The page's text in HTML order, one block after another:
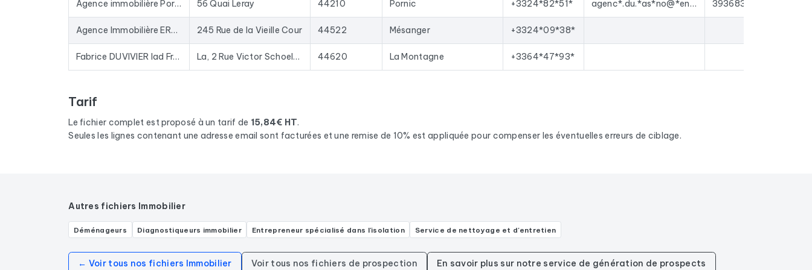
Agence immobilière Pornic - Century 21 56 Quai Leray 44210 Pornic +3324*82*51* agenc*.du.*as*no@*en*ur*21*ra*ce.*r 39368346100023
Agence Immobilière ERA (Clés en mains) - Mesanger 245 Rue de la Vieille Cour 44522 Mésanger +3324*09*38*
Fabrice DUVIVIER Iad France La Montagne 44620 et ses alentours La, 2 Rue Victor Schoelcher 44620 La Montagne +3364*47*93*
Tarif
Le fichier complet est proposé à un tarif de 15,84€ HT.
Seules les lignes contenant une adresse email sont facturées et une remise de 10% est appliquée pour compenser les éventuelles erreurs de ciblage.
Autres fichiers Immobilier
Déménageurs Diagnostiqueurs immobilier Entrepreneur spécialisé dans l'isolation Service de nettoyage et d'entretien
← Voir tous nos fichiers Immobilier Voir tous nos fichiers de prospection En savoir plus sur notre service de génération de prospects